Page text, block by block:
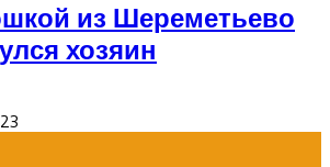
из Шереметьево
хозяин